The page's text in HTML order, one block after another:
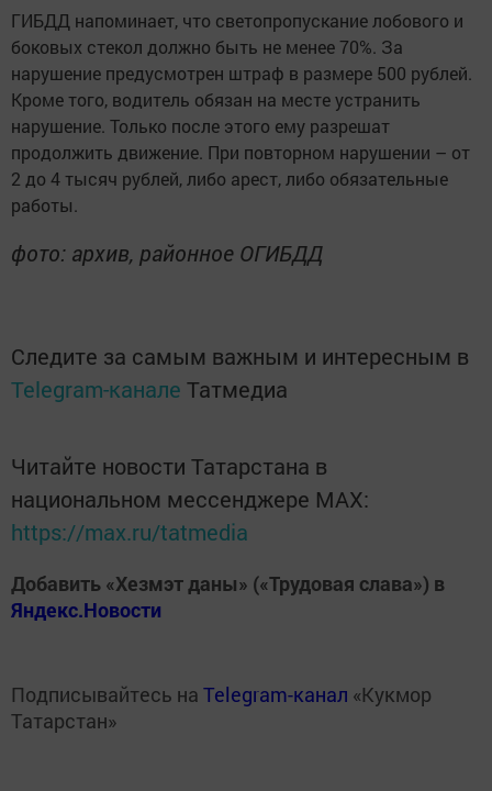
ГИБДД напоминает, что светопропускание лобового и
боковых стекол должно быть не менее 70%. За
нарушение предусмотрен штраф в размере 500 рублей.
Кроме того, водитель обязан на месте устранить
нарушение. Только после этого ему разрешат
продолжить движение. При повторном нарушении – от
2 до 4 тысяч рублей, либо арест, либо обязательные
работы.
фото: архив, районное ОГИБДД
Следите за самым важным и интересным в
Telegram-канале Татмедиа
Читайте новости Татарстана в
национальном мессенджере MАХ:
https://max.ru/tatmedia
Добавить «Хезмэт даны» («Трудовая слава») в
Яндекс.Новости
Подписывайтесь на Telegram-канал «Кукмор
Татарстан»